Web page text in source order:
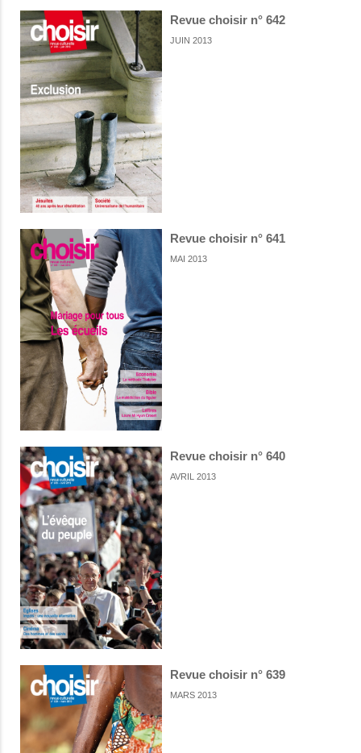
Revue choisir n° 642
JUIN 2013
Revue choisir n° 641
MAI 2013
Revue choisir n° 640
AVRIL 2013
Revue choisir n° 639
MARS 2013